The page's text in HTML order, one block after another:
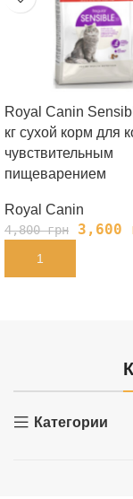
Royal Сanin
кг сухой корм для
чувствительным
пищеварением
Royal Canin
4,800грн 3,600
В КОРЗИНУ
Категории